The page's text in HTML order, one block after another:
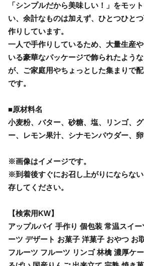
「シンプルだから美味しい！」をモッ
い、余計なものは加えず、ひとつひと
作りしています。
一人で手作りしているため、大量生産
いる豪華なパッケージで飾られたよう
が、ご家庭用やちょっとした集まりで
です。
■原材料名
小麦粉、バター、砂糖、塩、リンゴ、
ー、レモン果汁、シナモンパウダー、
※画像はイメージです。
※到着後すぐにお召し上がりにならな
存してください。
【検索用KW】
アップルパイ 手作り 個包装 常温スイ
ーツ デザート お菓子 洋菓子 おやつ お
フルーツ フルーツ リンゴ 林檎 濃厚ケ